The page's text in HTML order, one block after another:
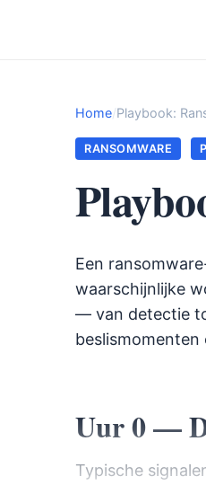
Home/Playbook:
RANSOMWARE
Een
waarschijnlijke
— van detectie
beslismomenten
Uur 0 —
Typische